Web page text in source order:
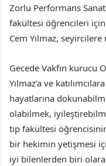
Zorlu Performans
fakültesi öğrencileri
Cem Yılmaz,
Gecede Vakfın kurucu
Yılmaz’a ve
hayatlarına
olabilmek,
tıp fakültesi
bir hekimin yetişmesi
iyi bilenlerden biri